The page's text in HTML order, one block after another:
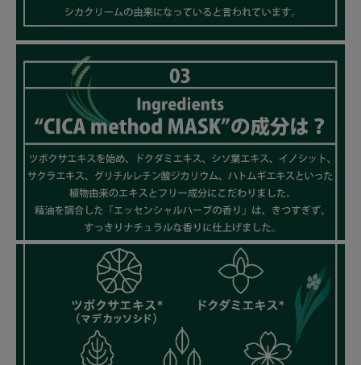
特定商取引法について
会社概要
お問い合わせ